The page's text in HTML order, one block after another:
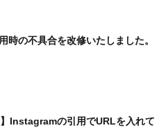
時の不具合を改修いたしました。
】Instagramの引用でURLを入れて